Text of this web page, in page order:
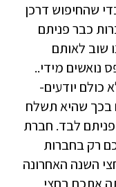
שהחיפוש דרכן
כבר פניתם
שוב לאותם
נואשים מידי..
כולם יודעים-
בכך שהיא תשלח
פניתם לבד. חברת
רק בחברות
השנה האחרונה